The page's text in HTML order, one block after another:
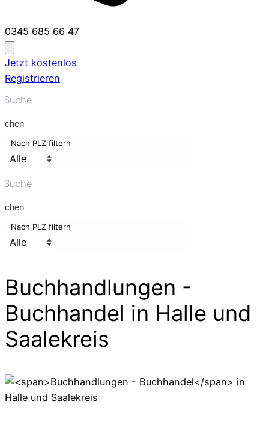
0345 685 66 47
Jetzt kostenlos
Registrieren
Nach PLZ filtern
Nach PLZ filtern
Buchhandlungen -
Buchhandel in Halle und
Saalekreis